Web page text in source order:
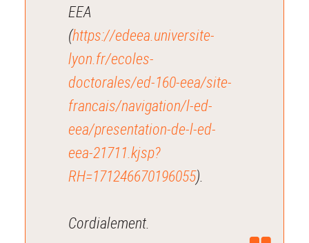
EEA
(https://edeea.universite-
lyon.fr/ecoles-
doctorales/ed-160-eea/site-
francais/navigation/l-ed-
eea/presentation-de-l-ed-
eea-21711.kjsp?
RH=171246670196055).
Cordialement.